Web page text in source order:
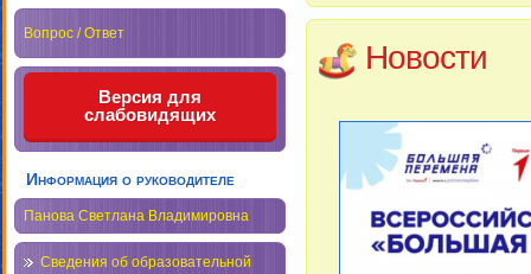
Вопрос / Ответ
Версия для
слабовидящих
Информация о руководителе
Панова Светлана Владимировна
Сведения об образовательной
Новости